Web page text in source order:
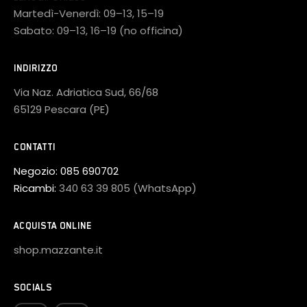
Martedì-Venerdì: 09–13, 15–19
Sabato: 09–13, 16–19 (no officina)
INDIRIZZO
Via Naz. Adriatica Sud, 66/68
65129 Pescara (PE)
CONTATTI
Negozio: 085 690702
Ricambi: 340 63 39 805 (WhatsApp)
ACQUISTA ONLINE
shop.mazzante.it
SOCIALS